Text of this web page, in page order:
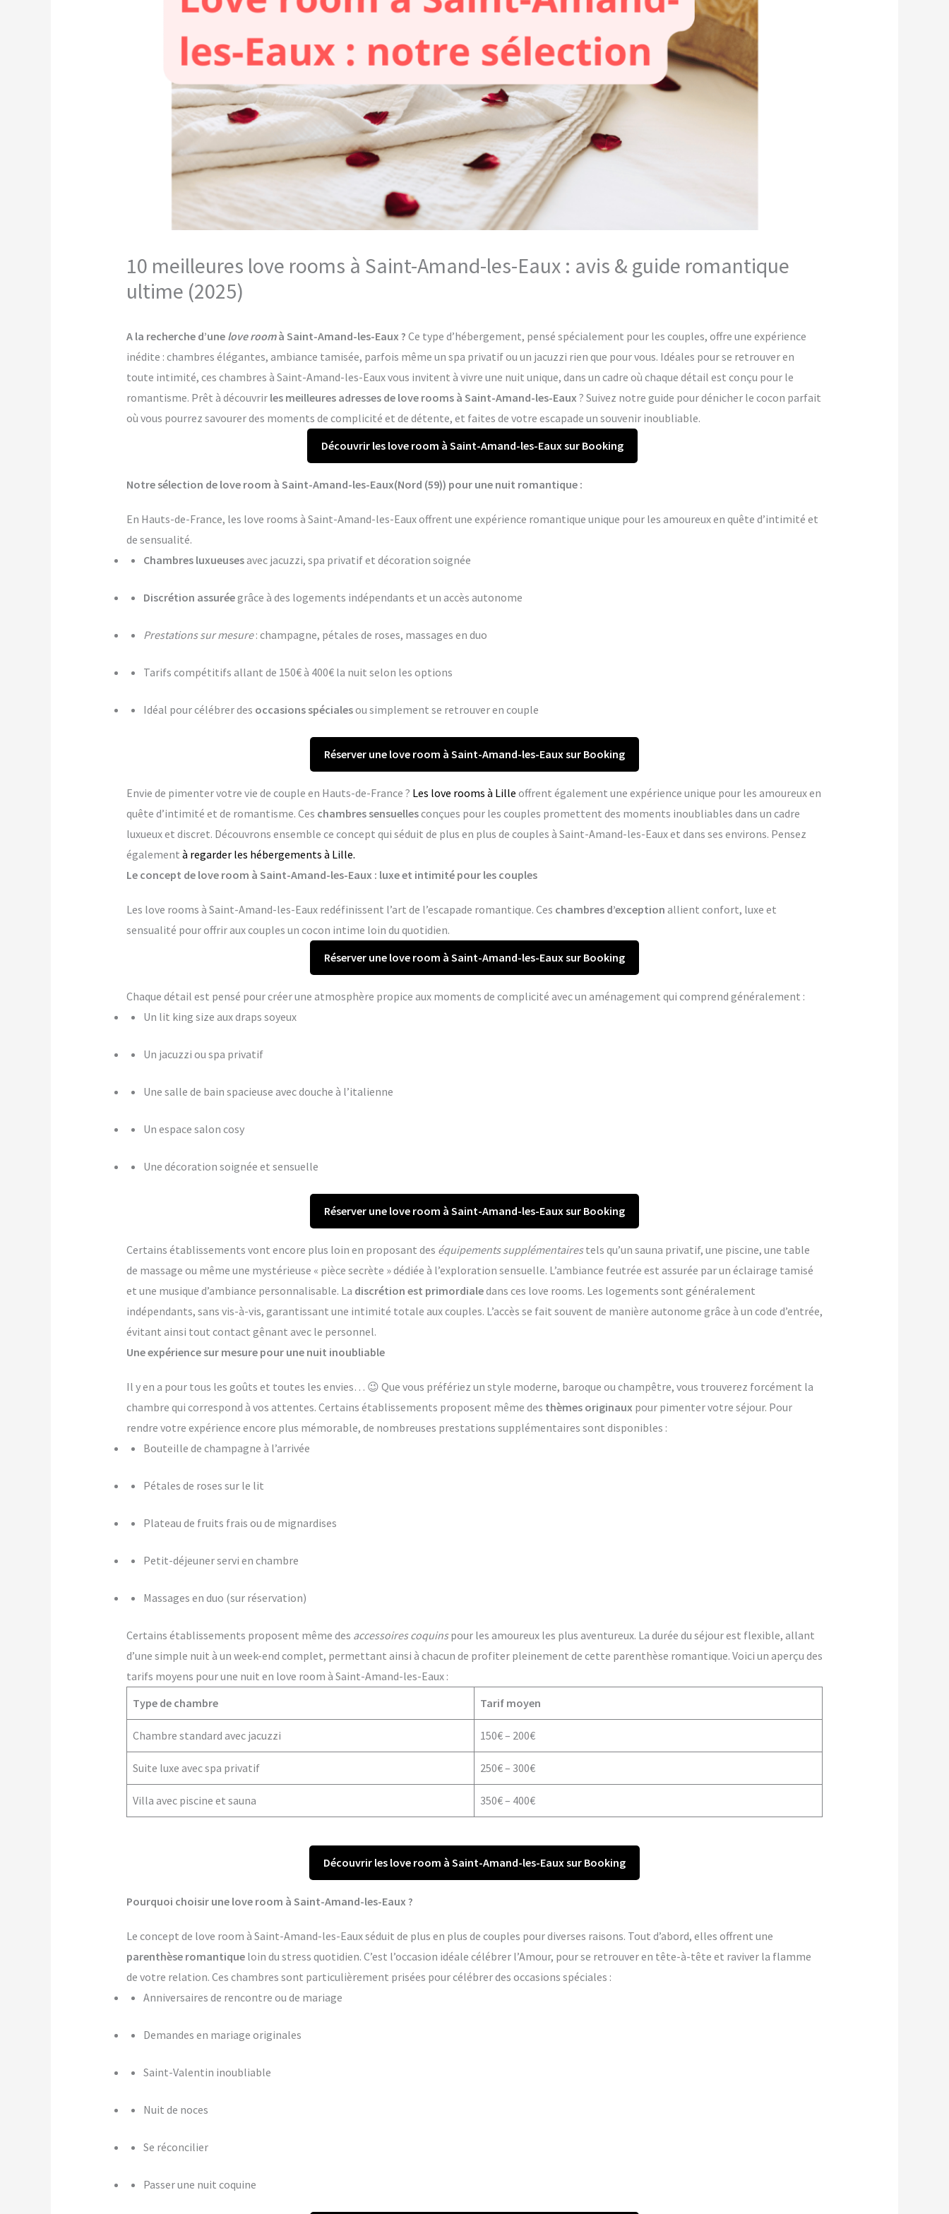
10 meilleures love rooms à Saint-Amand-les-Eaux : avis & guide romantique
ultime (2025)
A la recherche d’une love roomà Saint-Amand-les-Eaux ? Ce type d’hébergement, pensé spécialement pour les couples, offre une expérience
inédite : chambres élégantes, ambiance tamisée, parfois même un spa privatif ou un jacuzzi rien que pour vous. Idéales pour se retrouver en
toute intimité, ces chambres à Saint-Amand-les-Eaux vous invitent à vivre une nuit unique, dans un cadre où chaque détail est conçu pour le
romantisme. Prêt à découvrir les meilleures adresses de love rooms à Saint-Amand-les-Eaux ? Suivez notre guide pour dénicher le cocon parfait
où vous pourrez savourer des moments de complicité et de détente, et faites de votre escapade un souvenir inoubliable.
Découvrir les love room à Saint-Amand-les-Eaux sur Booking
Notre sélection de love room à Saint-Amand-les-Eaux(Nord (59)) pour une nuit romantique :
En Hauts-de-France, les love rooms à Saint-Amand-les-Eaux offrent une expérience romantique unique pour les amoureux en quête d’intimité et
de sensualité.
Chambres luxueusesavec jacuzzi, spa privatif et décoration soignée
Discrétion assuréegrâce à des logements indépendants et un accès autonome
Prestations sur mesure: champagne, pétales de roses, massages en duo
Tarifs compétitifs allant de 150€ à 400€ la nuit selon les options
Idéal pour célébrer des occasions spécialesou simplement se retrouver en couple
Réserver une love room à Saint-Amand-les-Eaux sur Booking
Envie de pimenter votre vie de couple en Hauts-de-France ? Les love rooms à Lille offrent également une expérience unique pour les amoureux en
quête d’intimité et de romantisme. Ces chambres sensuellesconçues pour les couples promettent des moments inoubliables dans un cadre
luxueux et discret. Découvrons ensemble ce concept qui séduit de plus en plus de couples à Saint-Amand-les-Eaux et dans ses environs. Pensez
également à regarder les hébergements à Lille.
Le concept de love room à Saint-Amand-les-Eaux : luxe et intimité pour les couples
Les love rooms à Saint-Amand-les-Eaux redéfinissent l’art de l’escapade romantique. Ces chambres d’exception allient confort, luxe et
sensualité pour offrir aux couples un cocon intime loin du quotidien.
Réserver une love room à Saint-Amand-les-Eaux sur Booking
Chaque détail est pensé pour créer une atmosphère propice aux moments de complicité avec un aménagement qui comprend généralement :
Un lit king size aux draps soyeux
Un jacuzzi ou spa privatif
Une salle de bain spacieuse avec douche à l’italienne
Un espace salon cosy
Une décoration soignée et sensuelle
Réserver une love room à Saint-Amand-les-Eaux sur Booking
Certains établissements vont encore plus loin en proposant des équipements supplémentairestels qu’un sauna privatif, une piscine, une table
de massage ou même une mystérieuse « pièce secrète » dédiée à l’exploration sensuelle. L’ambiance feutrée est assurée par un éclairage tamisé
et une musique d’ambiance personnalisable. La discrétion est primordialedans ces love rooms. Les logements sont généralement
indépendants, sans vis-à-vis, garantissant une intimité totale aux couples. L’accès se fait souvent de manière autonome grâce à un code d’entrée,
évitant ainsi tout contact gênant avec le personnel.
Une expérience sur mesure pour une nuit inoubliable
Il y en a pour tous les goûts et toutes les envies… 😉 Que vous préfériez un style moderne, baroque ou champêtre, vous trouverez forcément la
chambre qui correspond à vos attentes. Certains établissements proposent même des thèmes originaux pour pimenter votre séjour. Pour
rendre votre expérience encore plus mémorable, de nombreuses prestations supplémentaires sont disponibles :
Bouteille de champagne à l’arrivée
Pétales de roses sur le lit
Plateau de fruits frais ou de mignardises
Petit-déjeuner servi en chambre
Massages en duo (sur réservation)
Certains établissements proposent même des accessoires coquinspour les amoureux les plus aventureux. La durée du séjour est flexible, allant
d’une simple nuit à un week-end complet, permettant ainsi à chacun de profiter pleinement de cette parenthèse romantique. Voici un aperçu des
tarifs moyens pour une nuit en love room à Saint-Amand-les-Eaux :
Type de chambre
Tarif moyen
Chambre standard avec jacuzzi 150€ – 200€
Suite luxe avec spa privatif 250€ – 300€
Villa avec piscine et sauna 350€ – 400€
Découvrir les love room à Saint-Amand-les-Eaux sur Booking
Pourquoi choisir une love room à Saint-Amand-les-Eaux ?
Le concept de love room à Saint-Amand-les-Eaux séduit de plus en plus de couples pour diverses raisons. Tout d’abord, elles offrent une
parenthèse romantiqueloin du stress quotidien. C’est l’occasion idéale célébrer l’Amour, pour se retrouver en tête-à-tête et raviver la flamme
de votre relation. Ces chambres sont particulièrement prisées pour célébrer des occasions spéciales :
Anniversaires de rencontre ou de mariage
Demandes en mariage originales
Saint-Valentin inoubliable
Nuit de noces
Se réconcilier
Passer une nuit coquine